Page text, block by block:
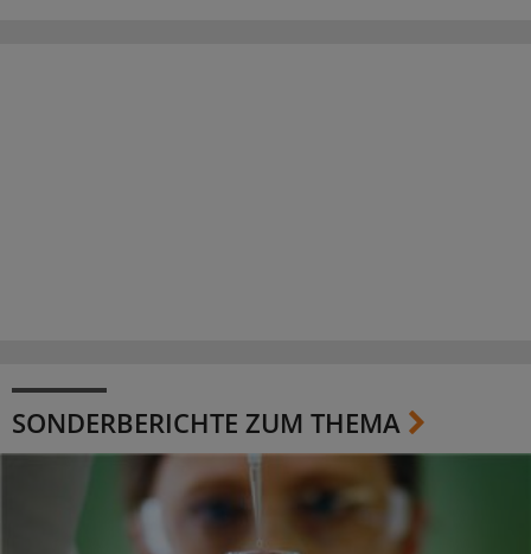
SONDERBERICHTE ZUM THEMA